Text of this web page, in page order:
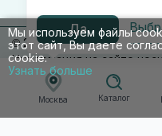
Москва
Да
Каталог
Мы используем файлы
этот сайт, Вы даете
cookie.
Узнать больше
© 2010-2026 009.РФ. Все
Информация на сайте
информационный
публичной офертой п. 2